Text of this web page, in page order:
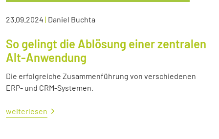
23.09.2024 | Daniel Buchta
So gelingt die Ablösung einer zentralen
Alt-Anwendung
Die erfolgreiche Zusammenführung von verschiedenen
ERP- und CRM-Systemen.
weiterlesen